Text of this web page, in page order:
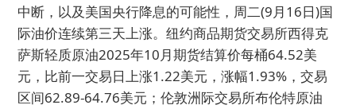
中断，以及美国央行降息的可能性，周二(9月16日)国
际油价连续第三天上涨。纽约商品期货交易所西得克
萨斯轻质原油2025年10月期货结算价每桶64.52美
元，比前一交易日上涨1.22美元，涨幅1.93%，交易
区间62.89-64.76美元；伦敦洲际交易所布伦特原油